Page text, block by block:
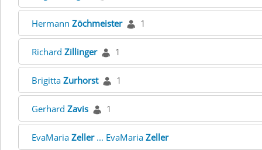
Hermann Zöchmeister 1
Richard Zillinger 1
Brigitta Zurhorst 1
Gerhard Zavis 1
EvaMaria Zeller... EvaMaria Zeller